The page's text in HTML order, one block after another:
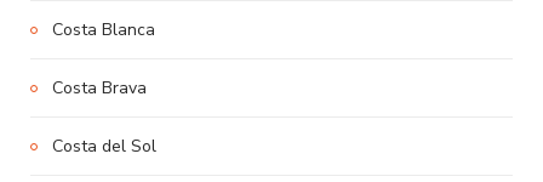
Costa Blanca
Costa Brava
Costa del Sol